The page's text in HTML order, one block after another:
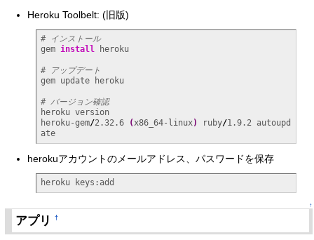
Heroku Toolbelt: (旧版)
# インストール
gem install heroku
# アップデート
gem update heroku
# バージョン確認
heroku version
heroku-gem/2.32.6 (x86_64-linux) ruby/1.9.2 autoupd
ate
herokuアカウントのメールアドレス、パスワードを保存
heroku keys:add
↑
アプリ†